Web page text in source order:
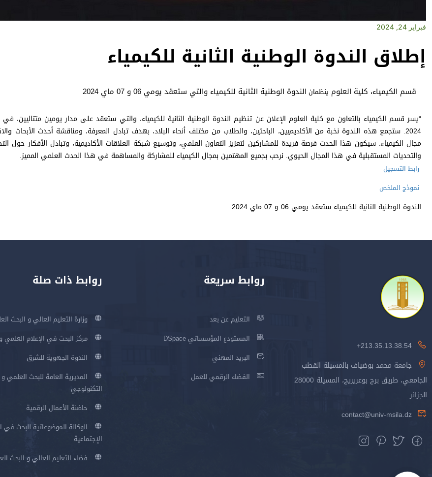
فبراير 24, 2024
إطلاق الندوة الوطنية الثانية للكيمياء
قسم الكيمياء، كلية العلوم ينظمان الندوة الوطنية الثانية للكيمياء والتي ستعقد يومي 06 و 07 ماي 2024
2024. ستجمع هذه الندوة نخبة من الأكاديميين، الباحثين، والطلاب من مختلف أنحاء البلاد، بهدف تبادل المعرفة، ومناقشة أحدث الأبحاث
مجال الكيمياء. سيكون هذا الحدث فرصة فريدة للمشاركين لتعزيز التعاون العلمي، وتوسيع شبكة العلاقات الأكاديمية، وتبادل الأفكار حول
والتحديات المستقبلية في هذا المجال الحيوي. نرحب بجميع المهتمين بمجال الكيمياء للمشاركة والمساهمة في هذا الحدث العلمي المميز.
رابط التسجيل
نموذج الملخص
الندوة الوطنية الثانية للكيمياء ستعقد يومي 06 و 07 ماي 2024
213.35.13.38.54+
جامعة محمد بوضياف بالمسيلة القطب
الجامعي، طريق برج بوعريريج، المسيلة 28000
الجزائر
contact@univ-msila.dz
روابط سريعة
التعليم عن بعد
المستودع المؤسساتي DSpace
البريد المهني
الفضاء الرقمي للعمل
روابط ذات صلة
وزارة التعليم العالي و البحث
مركز البحث في الإعلام العلمي
الندوة الجهوية للشرق
المديرية العامة للبحث العلمي
التكنولوجي
حاضنة الأعمال الرقمية
الوكالة الموضوعاتية للبحث في
الإجتماعية
فضاء التعليم العالي و البحث